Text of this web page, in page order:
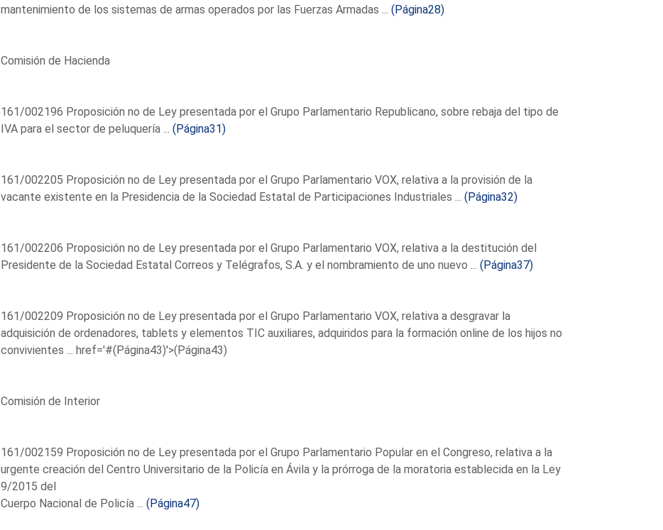
mantenimiento de los sistemas de armas operados por las Fuerzas Armadas ... (Página28)
Comisión de Hacienda
161/002196 Proposición no de Ley presentada por el Grupo Parlamentario Republicano, sobre rebaja del tipo de
IVA para el sector de peluquería ... (Página31)
161/002205 Proposición no de Ley presentada por el Grupo Parlamentario VOX, relativa a la provisión de la
vacante existente en la Presidencia de la Sociedad Estatal de Participaciones Industriales ... (Página32)
161/002206 Proposición no de Ley presentada por el Grupo Parlamentario VOX, relativa a la destitución del
Presidente de la Sociedad Estatal Correos y Telégrafos, S.A. y el nombramiento de uno nuevo ... (Página37)
161/002209 Proposición no de Ley presentada por el Grupo Parlamentario VOX, relativa a desgravar la
adquisición de ordenadores, tablets y elementos TIC auxiliares, adquiridos para la formación online de los hijos no
convivientes ... href='#(Página43)'>(Página43)
Comisión de Interior
161/002159 Proposición no de Ley presentada por el Grupo Parlamentario Popular en el Congreso, relativa a la
urgente creación del Centro Universitario de la Policía en Ávila y la prórroga de la moratoria establecida en la Ley
9/2015 del
Cuerpo Nacional de Policía ... (Página47)